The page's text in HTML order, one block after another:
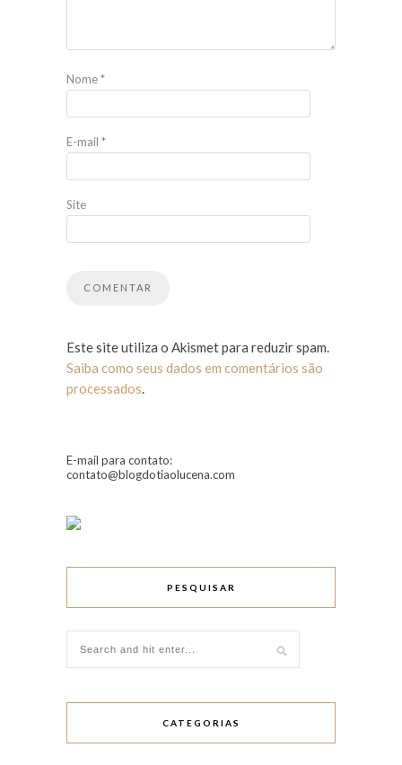
Nome*
E-mail *
Site
Este site utiliza o Akismet para reduzir spam.
Saiba como seus dados em comentários são
processados.
E-mail para contato:
contato@blogdotiaolucena.com
PESQUISAR
CATEGORIAS